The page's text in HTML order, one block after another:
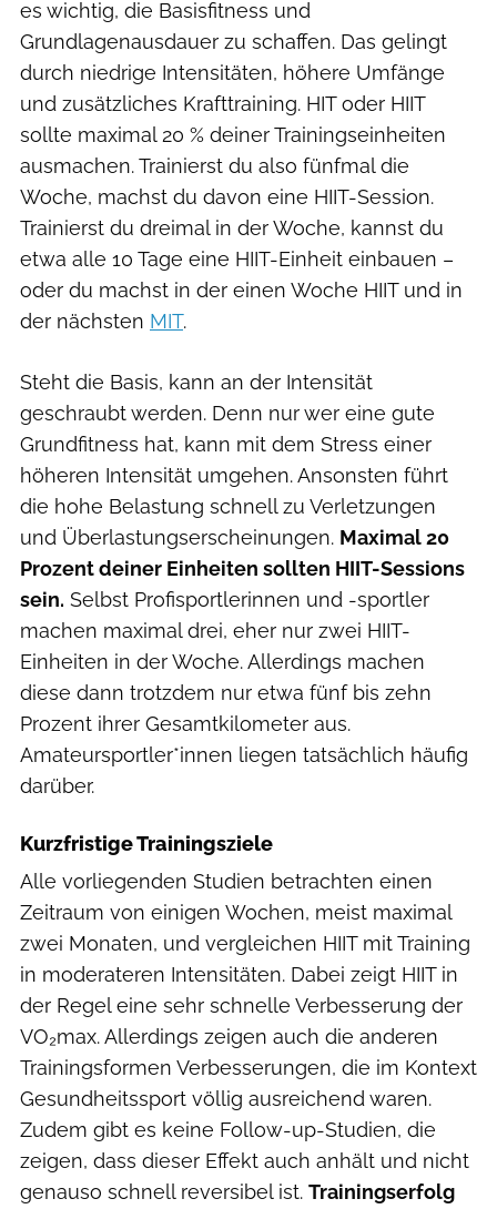
es wichtig, die Basisfitness und
Grundlagenausdauer zu schaffen. Das gelingt
durch niedrige Intensitäten, höhere Umfänge
und zusätzliches Krafttraining. HIT oder HIIT
sollte maximal 20 % deiner Trainingseinheiten
ausmachen. Trainierst du also fünfmal die
Woche, machst du davon eine HIIT-Session.
Trainierst du dreimal in der Woche, kannst du
etwa alle 10 Tage eine HIIT-Einheit einbauen –
oder du machst in der einen Woche HIIT und in
der nächsten MIT.
Steht die Basis, kann an der Intensität
geschraubt werden. Denn nur wer eine gute
Grundfitness hat, kann mit dem Stress einer
höheren Intensität umgehen. Ansonsten führt
die hohe Belastung schnell zu Verletzungen
und Überlastungserscheinungen. Maximal 20
Prozent deiner Einheiten sollten HIIT-Sessions
sein. Selbst Profisportlerinnen und -sportler
machen maximal drei, eher nur zwei HIIT-
Einheiten in der Woche. Allerdings machen
diese dann trotzdem nur etwa fünf bis zehn
Prozent ihrer Gesamtkilometer aus.
Amateursportler*innen liegen tatsächlich häufig
darüber.
Kurzfristige Trainingsziele
Alle vorliegenden Studien betrachten einen
Zeitraum von einigen Wochen, meist maximal
zwei Monaten, und vergleichen HIIT mit Training
in moderateren Intensitäten. Dabei zeigt HIIT in
der Regel eine sehr schnelle Verbesserung der
VO₂max. Allerdings zeigen auch die anderen
Trainingsformen Verbesserungen, die im Kontext
Gesundheitssport völlig ausreichend waren.
Zudem gibt es keine Follow-up-Studien, die
zeigen, dass dieser Effekt auch anhält und nicht
genauso schnell reversibel ist. Trainingserfolg